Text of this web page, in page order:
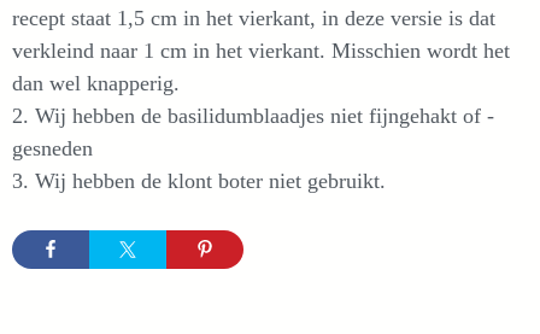
recept staat 1,5 cm in het vierkant, in deze versie is dat
verkleind naar 1 cm in het vierkant. Misschien wordt het
dan wel knapperig.
2. Wij hebben de basilidumblaadjes niet fijngehakt of -
gesneden
3. Wij hebben de klont boter niet gebruikt.